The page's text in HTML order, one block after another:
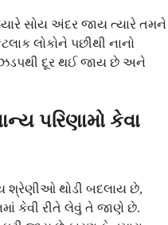
સોય અંદર જાય ત્યારે તમને
લોકોને પછીથી નાનો
દૂર થઈ જાય છે અને
પરિણામો કેવા
શ્રેણીઓ થોડી બદલાય છે,
કેવી રીતે લેવું તે જાણે છે.